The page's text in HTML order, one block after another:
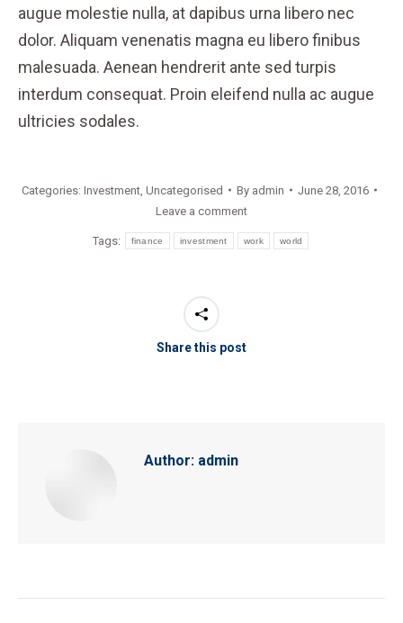
augue molestie nulla, at dapibus urna libero nec
dolor. Aliquam venenatis magna eu libero finibus
malesuada. Aenean hendrerit ante sed turpis
interdum consequat. Proin eleifend nulla ac augue
ultricies sodales.
Categories: Investment, Uncategorised By admin
June 28, 2016
Leave a comment
Tags: finance investment work world
Share this post
Author: admin